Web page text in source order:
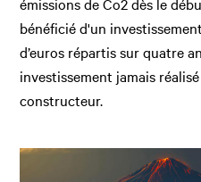
bénéficié d'un
d’euros répartis sur quatre
investissement jamais
constructeur.